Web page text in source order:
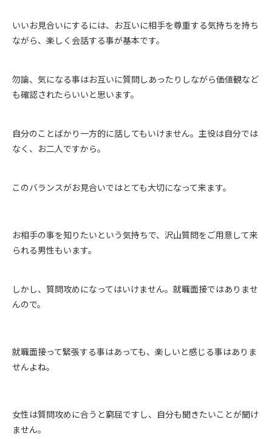
いいお見合いにするには、お互いに相手を尊重する気持ちを持ち
ながら、楽しく会話する事が基本です。
勿論、気になる事はお互いに質問しあったりしながら価値観など
も確認されたらいいと思います。
自分のことばかり一方的に話してもいけません。主役は自分では
なく、お二人ですから。
このバランスがお見合いではとても大切になって来ます。
お相手の事を知りたいという気持ちで、沢山質問をご用意して来
られる男性もいます。
しかし、質問攻めになってはいけません。就職面接ではありませ
んので。
就職面接って緊張する事はあっても、楽しいと感じる事はありま
せんよね。
女性は質問攻めに合うと窮屈ですし、自分も聞きたいことが聞け
ません。